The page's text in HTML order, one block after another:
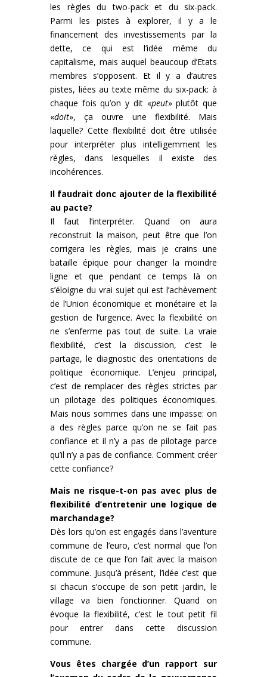
les règles du two-pack et du six-pack.
Parmi les pistes à explorer, il y a le
financement des investissements par la
dette, ce qui est l’idée même du
capitalisme, mais auquel beaucoup d’Etats
membres s’opposent. Et il y a d’autres
pistes, liées au texte même du six-pack: à
chaque fois qu’on y dit «peut» plutôt que
«doit», ça ouvre une flexibilité. Mais
laquelle? Cette flexibilité doit être utilisée
pour interpréter plus intelligemment les
règles, dans lesquelles il existe des
incohérences.
Il faudrait donc ajouter de la flexibilité
au pacte?
Il faut l’interpréter. Quand on aura
reconstruit la maison, peut être que l’on
corrigera les règles, mais je crains une
bataille épique pour changer la moindre
ligne et que pendant ce temps là on
s’éloigne du vrai sujet qui est l’achèvement
de l’Union économique et monétaire et la
gestion de l’urgence. Avec la flexibilité on
ne s’enferme pas tout de suite. La vraie
flexibilité, c’est la discussion, c’est le
partage, le diagnostic des orientations de
politique économique. L’enjeu principal,
c’est de remplacer des règles strictes par
un pilotage des politiques économiques.
Mais nous sommes dans une impasse: on
a des règles parce qu’on ne se fait pas
confiance et il n’y a pas de pilotage parce
qu’il n’y a pas de confiance. Comment créer
cette confiance?
Mais ne risque-t-on pas avec plus de
flexibilité d’entretenir une logique de
marchandage?
Dès lors qu’on est engagés dans l’aventure
commune de l’euro, c’est normal que l’on
discute de ce que l’on fait avec la maison
commune. Jusqu’à présent, l’idée c’est que
si chacun s’occupe de son petit jardin, le
village va bien fonctionner. Quand on
évoque la flexibilité, c’est le tout petit fil
pour entrer dans cette discussion
commune.
Vous êtes chargée d’un rapport sur